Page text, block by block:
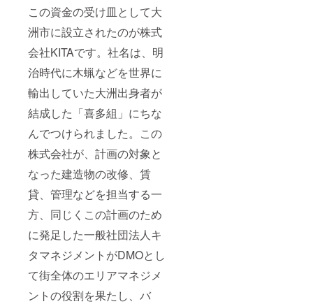
この資金の受け皿として大
洲市に設立されたのが株式
会社KITAです。社名は、明
治時代に木蝋などを世界に
輸出していた大洲出身者が
結成した「喜多組」にちな
んでつけられました。この
株式会社が、計画の対象と
なった建造物の改修、賃
貸、管理などを担当する一
方、同じくこの計画のため
に発足した一般社団法人キ
タマネジメントがDMOとし
て街全体のエリアマネジメ
ントの役割を果たし、バ